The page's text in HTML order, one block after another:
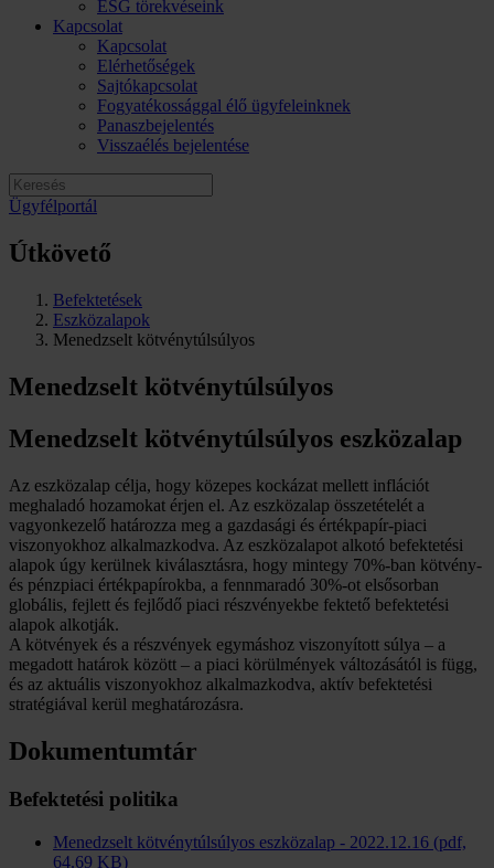
ESG törekvéseink
Kapcsolat
Kapcsolat
Elérhetőségek
Sajtókapcsolat
Fogyatékossággal élő ügyfeleinknek
Panaszbejelentés
Visszaélés bejelentése
Ügyfélportál
Útkövető
Befektetések
Eszközalapok
Menedzselt kötvénytúlsúlyos
Menedzselt kötvénytúlsúlyos
Menedzselt kötvénytúlsúlyos eszközalap
Az eszközalap célja, hogy közepes kockázat mellett inflációt
meghaladó hozamokat érjen el. Az eszközalap összetételét a
vagyonkezelő határozza meg a gazdasági és értékpapír-piaci
viszonyokhoz alkalmazkodva. Az eszközalapot alkotó befektetési
alapok úgy kerülnek kiválasztásra, hogy mintegy 70%-ban kötvény-
és pénzpiaci értékpapírokba, a fennmaradó 30%-ot elsősorban
globális, fejlett és fejlődő piaci részvényekbe fektető befektetési
alapok alkotják.
A kötvények és a részvények egymáshoz viszonyított súlya – a
megadott határok között – a piaci körülmények változásától is függ,
és az aktuális viszonyokhoz alkalmazkodva, aktív befektetési
stratégiával kerül meghatározásra.
Dokumentumtár
Befektetési politika
Menedzselt kötvénytúlsúlyos eszközalap - 2022.12.16 (pdf,
64.69 KB)